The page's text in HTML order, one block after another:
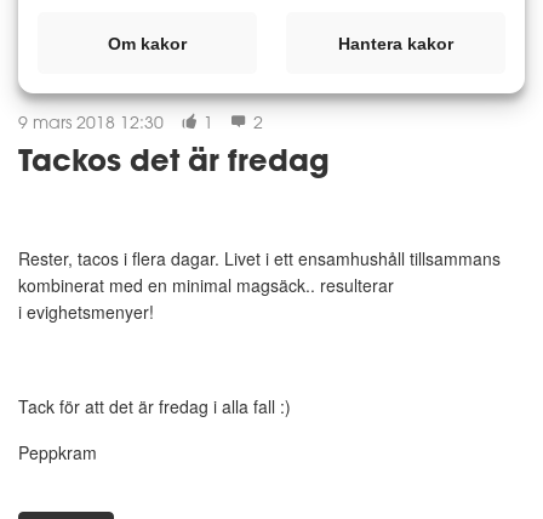
9 mars 2018 12:30 1 2
Tackos det är fredag
Rester, tacos i flera dagar. Livet i ett ensamhushåll tillsammans
kombinerat med en minimal magsäck.. resulterar
i evighetsmenyer!
Tack för att det är fredag i alla fall :)
Peppkram
Om kakor Hantera kakor